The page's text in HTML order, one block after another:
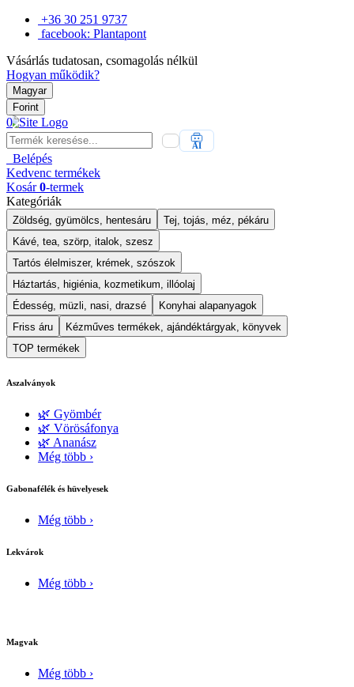
+36 30 251 9737
facebook: Plantapont
Vásárlás tudatosan, csomagolás nélkül
Hogyan működik?
Magyar
Forint
0
AI
Belépés
Kedvenc termékek
Kosár 0-termek
Kategóriák
Zöldség, gyümölcs, hentesáru
Tej, tojás, méz, pékáru
Kávé, tea, szörp, italok, szesz
Tartós élelmiszer, krémek, szószok
Háztartás, higiénia, kozmetikum, illóolaj
Édesség, müzli, nasi, drazsé
Konyhai alapanyagok
Friss áru
Kézműves termékek, ajándéktárgyak, könyvek
TOP termékek
Aszalványok
🌿 Gyömbér
🌿 Vörösáfonya
🌿 Ananász
Még több ›
Gabonafélék és hüvelyesek
Még több ›
Lekvárok
Még több ›
Magvak
Még több ›